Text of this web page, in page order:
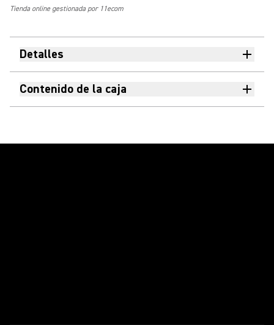
Tienda online gestionada por 11ecom
Detalles
Contenido de la caja